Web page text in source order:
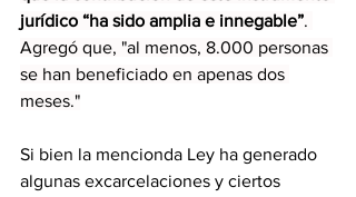
jurídico “ha sido amplia e innegable”.
Agregó que, "al menos, 8.000 personas
se han beneficiado en apenas dos
meses."
Si bien la mencionda Ley ha generado
algunas excarcelaciones y ciertos